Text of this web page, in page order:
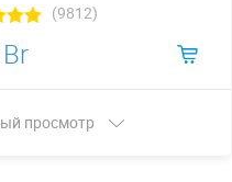
(9812)
просмотр